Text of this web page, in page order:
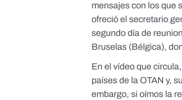
mensajes con los que
ofreció el secretario
segundo día de
Bruselas (Bélgica),
En el vídeo que
países de la OTAN y,
embargo, si oímos la